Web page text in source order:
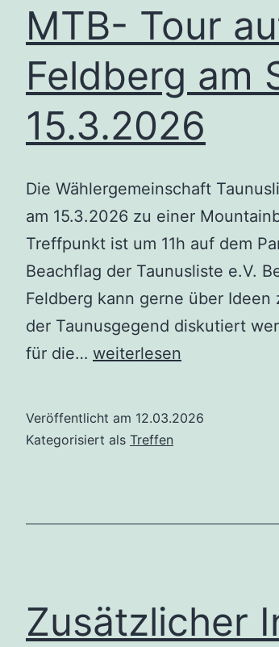
MTB- Tour
Feldberg am
15.3.2026
Die Wählergemeinschaft
am 15.3.2026 zu einer
Treffpunkt ist um 11h auf dem
Beachflag der Taunusliste e.V.
Feldberg kann gerne über
der Taunusgegend diskutiert
für die… MTB-
den
weiterlesen
Veröffentlicht am 12.03.2026
Kategorisiert als Treffen
Zusätzlicher